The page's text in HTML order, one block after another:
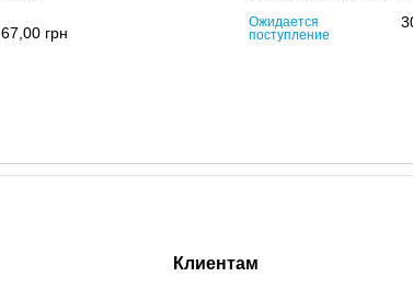
67,00 грн
Ожидается
поступление
Клиентам